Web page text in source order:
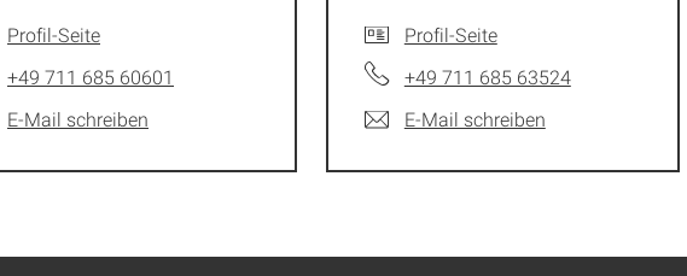
Profil-Seite
+49 711 685 60601
E-Mail schreiben
Profil-Seite
+49 711 685 63524
E-Mail schreiben